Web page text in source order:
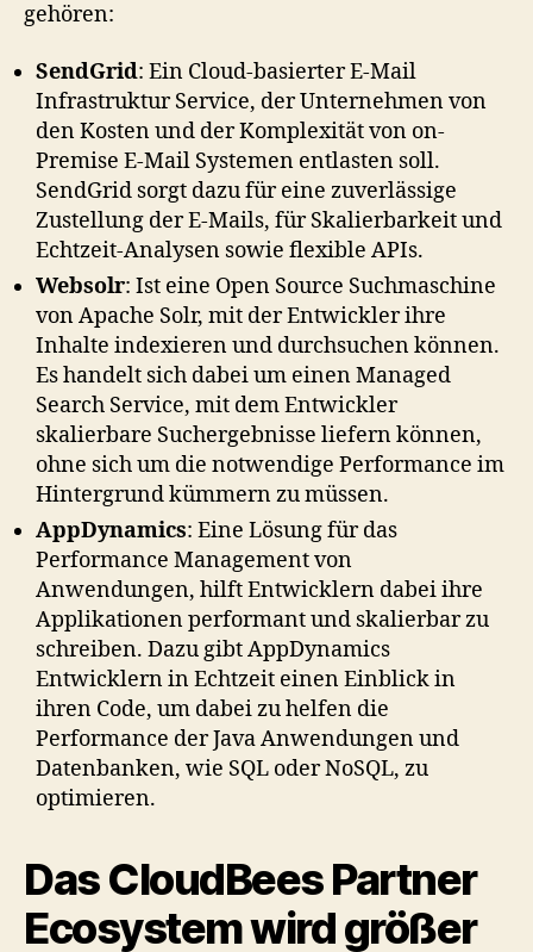
gehören:
SendGrid: Ein Cloud-basierter E-Mail
Infrastruktur Service, der Unternehmen von
den Kosten und der Komplexität von on-
Premise E-Mail Systemen entlasten soll.
SendGrid sorgt dazu für eine zuverlässige
Zustellung der E-Mails, für Skalierbarkeit und
Echtzeit-Analysen sowie flexible APIs.
Websolr: Ist eine Open Source Suchmaschine
von Apache Solr, mit der Entwickler ihre
Inhalte indexieren und durchsuchen können.
Es handelt sich dabei um einen Managed
Search Service, mit dem Entwickler
skalierbare Suchergebnisse liefern können,
ohne sich um die notwendige Performance im
Hintergrund kümmern zu müssen.
AppDynamics: Eine Lösung für das
Performance Management von
Anwendungen, hilft Entwicklern dabei ihre
Applikationen performant und skalierbar zu
schreiben. Dazu gibt AppDynamics
Entwicklern in Echtzeit einen Einblick in
ihren Code, um dabei zu helfen die
Performance der Java Anwendungen und
Datenbanken, wie SQL oder NoSQL, zu
optimieren.
Das CloudBees Partner
Ecosystem wird größer